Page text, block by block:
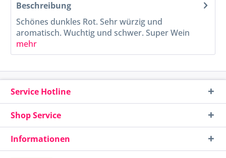
Beschreibung
Schönes dunkles Rot. Sehr würzig und
aromatisch. Wuchtig und schwer. Super Wein
mehr
Service Hotline
Shop Service
Informationen